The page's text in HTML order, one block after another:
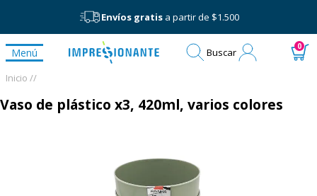
Envíos gratisa partir de $1.500
Menú Buscar 0
Inicio //
Vaso de plástico x3, 420ml, varios colores